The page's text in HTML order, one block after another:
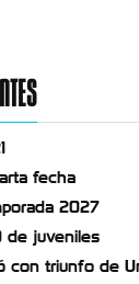
fecha
2027
de juveniles
con triunfo de